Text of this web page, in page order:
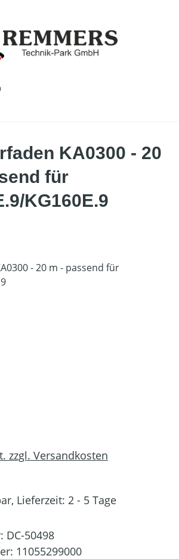
KA0300 - 20
für
KG160E.9
zzgl. Versandkosten
Lieferzeit: 2 - 5 Tage
DC-50498
11055299000